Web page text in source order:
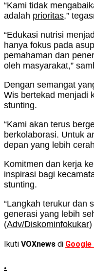
“Kami tidak
adalah prioritas,”
“Edukasi nutrisi
hanya fokus pada
pemahaman dan
oleh masyarakat,”
Dengan semangat
Wis bertekad menjadi
stunting.
“Kami akan terus
berkolaborasi. Untuk
depan yang lebih
Komitmen dan kerja
inspirasi bagi
stunting.
“Langkah terukur dan
generasi yang lebih
(Adv/Diskominfokukar)
Ikuti VOXnews di
.